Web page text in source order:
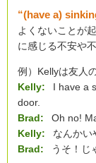
“(have a)
よくないことが
に感じる不安や
例）Kellyは友人
Kelly:
I have a
door.
Brad:
Oh no!
Kelly:
なんかい
Brad:
うそ！じ